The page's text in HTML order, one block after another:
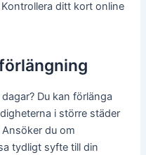
ditt kort online
Du kan förlänga
i större städer
Ansöker du om
tydligt syfte till din